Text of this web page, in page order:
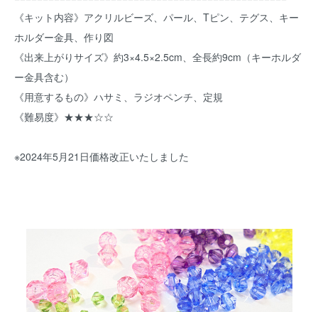
《キット内容》アクリルビーズ、パール、Tピン、テグス、キー
ホルダー金具、作り図
《出来上がりサイズ》約3×4.5×2.5cm、全長約9cm（キーホルダ
ー金具含む）
《用意するもの》ハサミ、ラジオペンチ、定規
《難易度》★★★☆☆
※2024年5月21日価格改正いたしました